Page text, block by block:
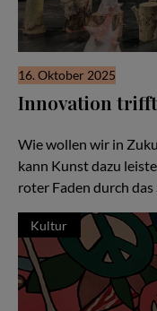
16. Oktober 2025
Innovation
Wie wollen wir in
kann Kunst dazu
roter Faden durch
Kultur